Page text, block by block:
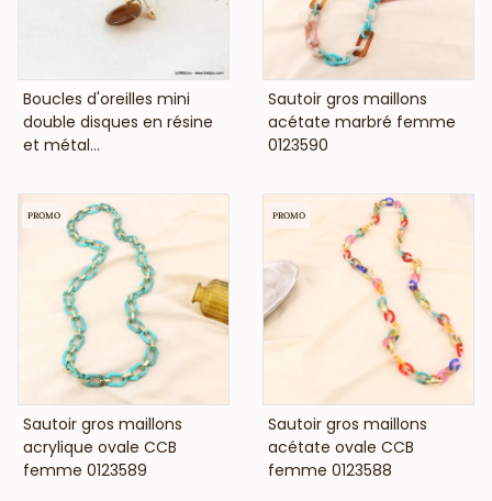
VOIR LE PRIX
Boucles d'oreilles mini
double disques en résine
et métal...
VOIR LE PRIX
Sautoir gros maillons
acétate marbré femme
0123590
VOIR LE PRIX
Sautoir gros maillons
acrylique ovale CCB
femme 0123589
PROMO
VOIR LE PRIX
Sautoir gros maillons
acétate ovale CCB
femme 0123588
PROMO